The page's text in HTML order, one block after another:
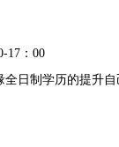
17：00
日制学历的提升自